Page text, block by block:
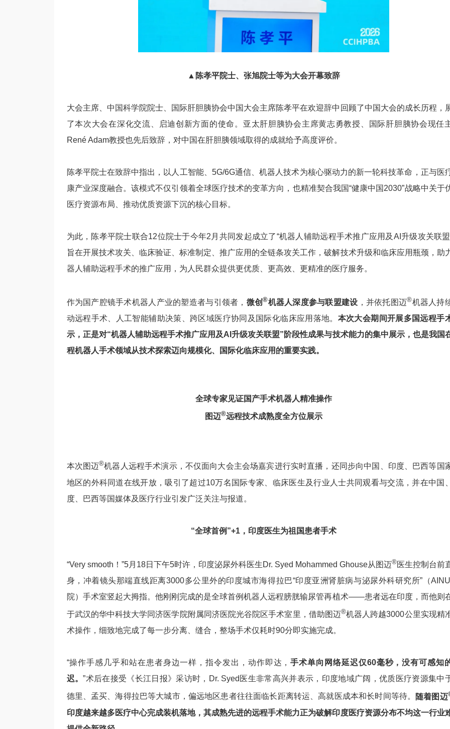
▲陈孝平院士、张旭院士等为大会开幕致辞
大会主席、中国科学院院士、国际肝胆胰协会中国大会主席陈孝平在欢迎辞中回顾了中国大会的成长历程，
了本次大会在深化交流、启迪创新方面的使命。亚太肝胆胰协会主席黄志勇教授、国际肝胆胰协会现任
René Adam教授也先后致辞，对中国在肝胆胰领域取得的成就给予高度评价。
陈孝平院士在致辞中指出，以人工智能、5G/6G通信、机器人技术为核心驱动力的新一轮科技革命，正与医
康产业深度融合。该模式不仅引领着全球医疗技术的变革方向，也精准契合我国“健康中国2030”战略中关于
医疗资源布局、推动优质资源下沉的核心目标。
为此，陈孝平院士联合12位院士于今年2月共同发起成立了“机器人辅助远程手术推广应用及AI升级攻关联盟
旨在开展技术攻关、临床验证、标准制定、推广应用的全链条攻关工作，破解技术升级和临床应用瓶颈，助
器人辅助远程手术的推广应用，为人民群众提供更优质、更高效、更精准的医疗服务。
作为国产腔镜手术机器人产业的塑造者与引领者， 微创®机器人深度参与联盟建设 ，并依托图迈®机器人持
动远程手术、人工智能辅助决策、跨区域医疗协同及国际化临床应用落地。 本次大会期间开展多国远程手
示，正是对“机器人辅助远程手术推广应用及AI升级攻关联盟”阶段性成果与技术能力的集中展示，也是我国
程机器人手术领域从技术探索迈向规模化、国际化临床应用的重要实践。
全球专家见证国产手术机器人精准操作
图迈®远程技术成熟度全方位展示
本次图迈®机器人远程手术演示，不仅面向大会主会场嘉宾进行实时直播，还同步向中国、印度、巴西等国
地区的外科同道在线开放，吸引了超过10万名国际专家、临床医生及行业人士共同观看与交流，并在中国
度、巴西等国媒体及医疗行业引发广泛关注与报道。
“全球首例”+1，印度医生为祖国患者手术
“Very smooth！”5月18日下午5时许，印度泌尿外科医生Dr. Syed Mohammed Ghouse从图迈®医生控制台前
身，冲着镜头那端直线距离3000多公里外的印度城市海得拉巴“印度亚洲肾脏病与泌尿外科研究所”（
院）手术室竖起大拇指。他刚刚完成的是全球首例机器人远程膀胱输尿管再植术——患者远在印度，而他则
于武汉的华中科技大学同济医学院附属同济医院光谷院区手术室里，借助图迈®机器人跨越3000公里实现精
术操作，细致地完成了每一步分离、缝合，整场手术仅耗时90分即实施完成。
“操作手感几乎和站在患者身边一样，指令发出，动作即达，手术单向网络延迟仅60毫秒，没有可感知
迟。”术后在接受《长江日报》采访时，Dr. Syed医生非常高兴并表示，印度地域广阔，优质医疗资源集中
德里、孟买、海得拉巴等大城市，偏远地区患者往往面临长距离转运、高就医成本和长时间等待。 随着图迈
印度越来越多医疗中心完成装机落地，其成熟先进的远程手术能力正为破解印度医疗资源分布不均这一行业